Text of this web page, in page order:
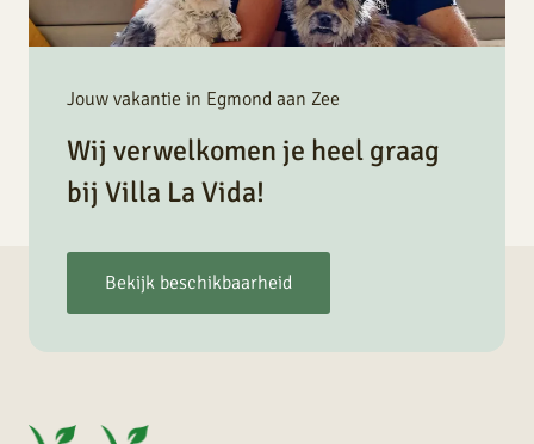
Jouw vakantie in Egmond aan Zee
Wij verwelkomen je heel graag
bij Villa La Vida!
Bekijk beschikbaarheid